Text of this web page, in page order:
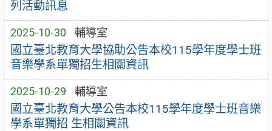
列活動訊息
2025-10-30 輔導室
國立臺北教育大學協助公告本校115學年度學士班
音樂學系單獨招生相關資訊
2025-10-29 輔導室
國立臺北教育大學公告本校115學年度學士班音樂
學系單獨招 生相關資訊